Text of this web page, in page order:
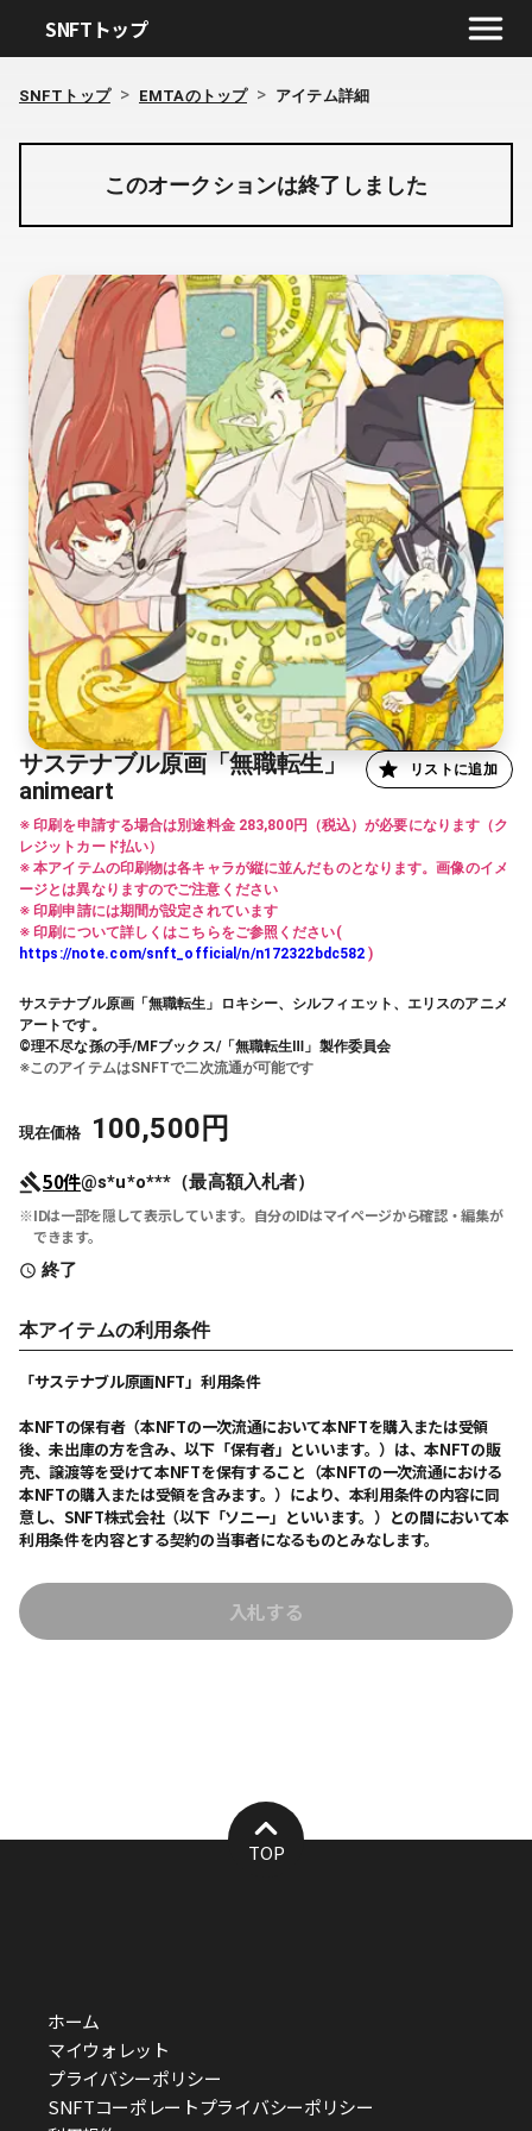
SNFTトップ
SNFTトップ > EMTAのトップ > アイテム詳細
このオークションは終了しました
サステナブル原画「無職転生」
animeart
リストに追加
※ 印刷を申請する場合は別途料金 283,800円（税込）が必要になります（ク
レジットカード払い）
※ 本アイテムの印刷物は各キャラが縦に並んだものとなります。画像のイメ
ージとは異なりますのでご注意ください
※ 印刷申請には期間が設定されています
※ 印刷について詳しくはこちらをご参照ください(
https://note.com/snft_official/n/n172322bdc582 )
サステナブル原画「無職転生」ロキシー、シルフィエット、エリスのアニメ
アートです。
©理不尽な孫の手/MFブックス/「無職転生Ⅲ」製作委員会
※このアイテムはSNFTで二次流通が可能です
現在価格 100,500 円
50件@s*u*o***（最高額入札者）
IDは一部を隠して表示しています。自分のIDはマイページから確認・編集が
できます。
終了
本アイテムの利用条件
「サステナブル原画NFT」利用条件
本NFTの保有者（本NFTの一次流通において本NFTを購入または受領
後、未出庫の方を含み、以下「保有者」といいます。）は、本NFTの販
売、譲渡等を受けて本NFTを保有すること（本NFTの一次流通における
本NFTの購入または受領を含みます。）により、本利用条件の内容に同
意し、SNFT株式会社（以下「ソニー」といいます。）との間において本
利用条件を内容とする契約の当事者になるものとみなします。
1. 保有者の権利
(1) 保有者には、本NFTおよび本NFTに紐づけられたデジタルコンテンツ
ます（リンク切れの場合、当該サービスは終了しています）。
(2) 保有者は、本NFTを転売、譲渡、凍結または滅失等した場合には、直
「SNFT」（ https://snft.jp/ ）においてのみ、譲渡、転売等することが
できます。
(2) 保有者は、本デジタルコンテンツの全部または一部を次の各号の用途
に限り利用等することができます。
入札する
TOP
ホーム
マイウォレット
プライバシーポリシー
SNFTコーポレートプライバシーポリシー